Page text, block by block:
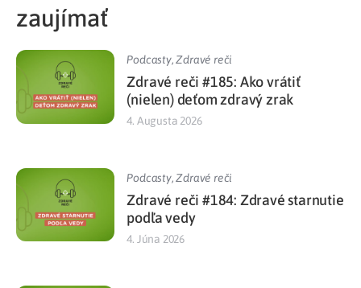
zaujímať
Podcasty,Zdravé reči
Zdravé reči #185: Ako vrátiť
(nielen) deťom zdravý zrak
4. Augusta 2026
Podcasty,Zdravé reči
Zdravé reči #184: Zdravé starnutie
podľa vedy
4. Júna 2026